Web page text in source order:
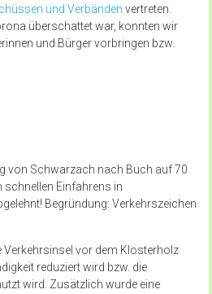
und Verbänden vertreten.
überschattet war, konnten wir
und Bürger vorbringen bzw.
von Schwarzach nach Buch auf 70
Einfahrens in
Begründung: Verkehrszeichen
Verkehrsinsel vor dem Klosterholz
reduziert wird bzw. die
wird. Zusätzlich wurde eine